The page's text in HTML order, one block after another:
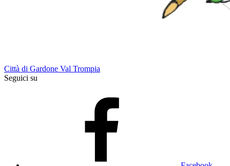
Città di Gardone Val Trompia
Seguici su